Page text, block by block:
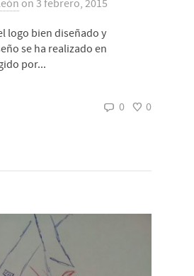
on 3 febrero, 2015
logo bien diseñado y
se ha realizado en
por...
0 0